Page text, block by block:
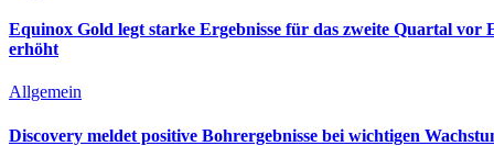
Equinox Gold legt starke Ergebnisse für das zweite Quartal
erhöht
Allgemein
Discovery meldet positive Bohrergebnisse bei wichtigen